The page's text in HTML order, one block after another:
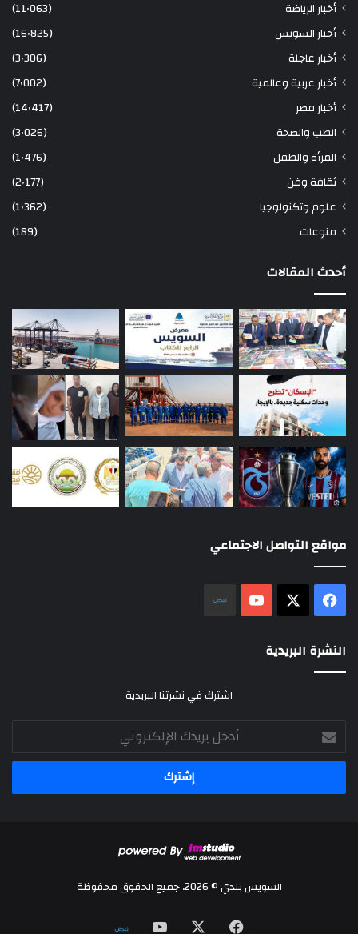
أخبار الرياضة
(11٬063)
أخبار السويس
(16٬825)
أخبار عاجلة
(3٬306)
أخبار عربية وعالمية
(7٬002)
أخبار مصر
(14٬417)
الطب والصحة
(3٬026)
المرأة والطفل
(1٬476)
ثقافة وفن
(2٬177)
علوم وتكنولوجيا
(1٬362)
منوعات
(189)
أحدث المقالات
مواقع التواصل الاجتماعي
فيسبوك ‫YouTube
النشرة البريدية
اشترك في نشرتنا البريدية
أدخل
بريدك
الإلكتروني
السويس بلدي © 2026، جميع الحقوق محفوظة
فيسبوك ‫YouTube